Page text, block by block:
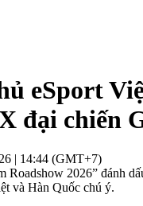
eSport
đại chiến
| 14:44 (GMT+7)
Roadshow 2026” đánh
và Hàn Quốc chú ý.